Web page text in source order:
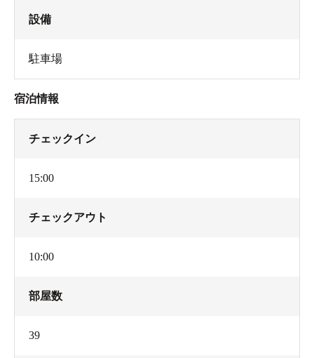
設備
駐車場
宿泊情報
チェックイン
15:00
チェックアウト
10:00
部屋数
39